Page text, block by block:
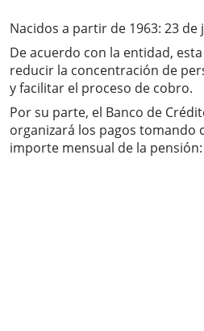
Nacidos a partir de 1963: 23 de
De acuerdo con la entidad,
reducir la concentración de
y facilitar el proceso de cobro.
Por su parte, el Banco de
organizará los pagos tomando
importe mensual de la pensión: